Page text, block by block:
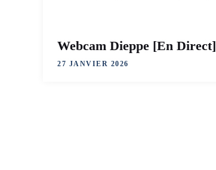
Webcam Dieppe [En Direct]
27 JANVIER 2026